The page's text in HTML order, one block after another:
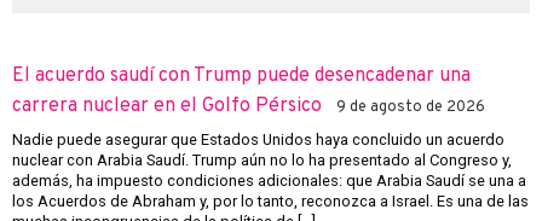
El acuerdo saudí con Trump puede desencadenar una
carrera nuclear en el Golfo Pérsico
9 de agosto de 2026
Nadie puede asegurar que Estados Unidos haya concluido un acuerdo
nuclear con Arabia Saudí. Trump aún no lo ha presentado al Congreso y,
además, ha impuesto condiciones adicionales: que Arabia Saudí se una a
los Acuerdos de Abraham y, por lo tanto, reconozca a Israel. Es una de las